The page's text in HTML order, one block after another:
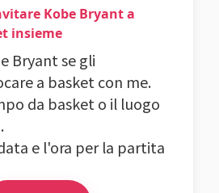
Kobe Bryant a
insieme
Bryant se gli
a basket con me.
da basket o il luogo
e l'ora per la partita